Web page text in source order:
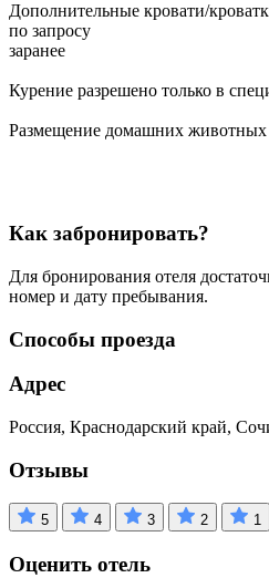
Дополнительные кровати/
по запросу
заранее
Курение разрешено только в
Размещение домашних животных
Как забронировать?
Для бронирования отеля
номер и дату пребывания.
Способы проезда
Адрес
Россия, Краснодарский край,
Отзывы
5 4 3 2 1
Оценить отель